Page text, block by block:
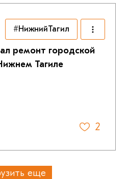
ремонт городской
Тагиле
#НижнийТагил
2
еще